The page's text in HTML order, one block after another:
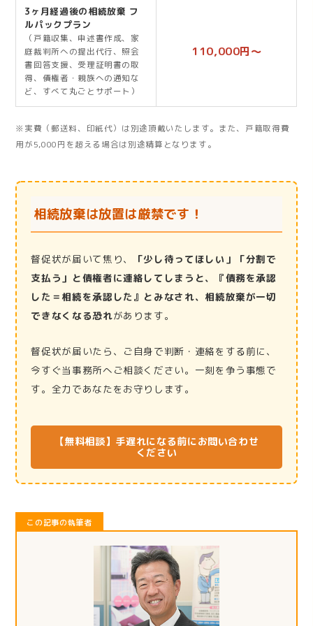
3ヶ月経過後の相続放棄 フ
ルパックプラン
（戸籍収集、申述書作成、家
庭裁判所への提出代行、照会
書回答支援、受理証明書の取
得、債権者・親族への通知な
ど、すべて丸ごとサポート）
110,000円〜
※実費（郵送料、印紙代）は別途頂戴いたします。また、戸籍取得費
用が5,000円を超える場合は別途精算となります。
相続放棄は放置は厳禁です！
督促状が届いて焦り、
「少し待ってほしい」「分割で
支払う」と債権者に連絡してしまうと、『債務を承認
した＝相続を承認した』とみなされ、相続放棄が一切
できなくなる恐れがあります。
督促状が届いたら、ご自身で判断・連絡をする前に、
今すぐ当事務所へご相談ください。一刻を争う事態で
す。全力であなたをお守りします。
【無料相談】手遅れになる前にお問い合わせ
ください
この記事の執筆者